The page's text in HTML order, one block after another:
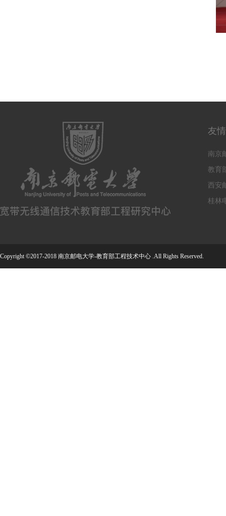
友
南京
教育
西安
桂林
Copyright ©2017-2018 南京邮电大学-教育部工程技术中心 .All Rights Reserved.